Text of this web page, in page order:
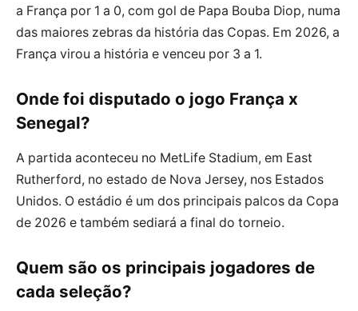
a França por 1 a 0, com gol de Papa Bouba Diop, numa
das maiores zebras da história das Copas. Em 2026, a
França virou a história e venceu por 3 a 1.
Onde foi disputado o jogo França x
Senegal?
A partida aconteceu no MetLife Stadium, em East
Rutherford, no estado de Nova Jersey, nos Estados
Unidos. O estádio é um dos principais palcos da Copa
de 2026 e também sediará a final do torneio.
Quem são os principais jogadores de
cada seleção?